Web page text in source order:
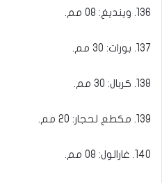
136. وينديغ: 08 مم.
137. بورات: 30 مم.
138. كربال: 30 مم.
139. مكطع لحجار: 20 مم.
140. غارالول: 08 مم.